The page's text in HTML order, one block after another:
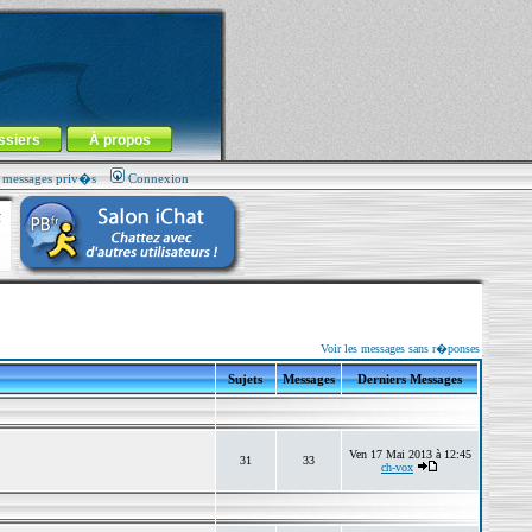
À propos
priv�s Connexion
Voir les messages sans r�ponses
Sujets Messages Derniers Messages
31 33
Ven 17 Mai 2013 à 12:45
ch-vox